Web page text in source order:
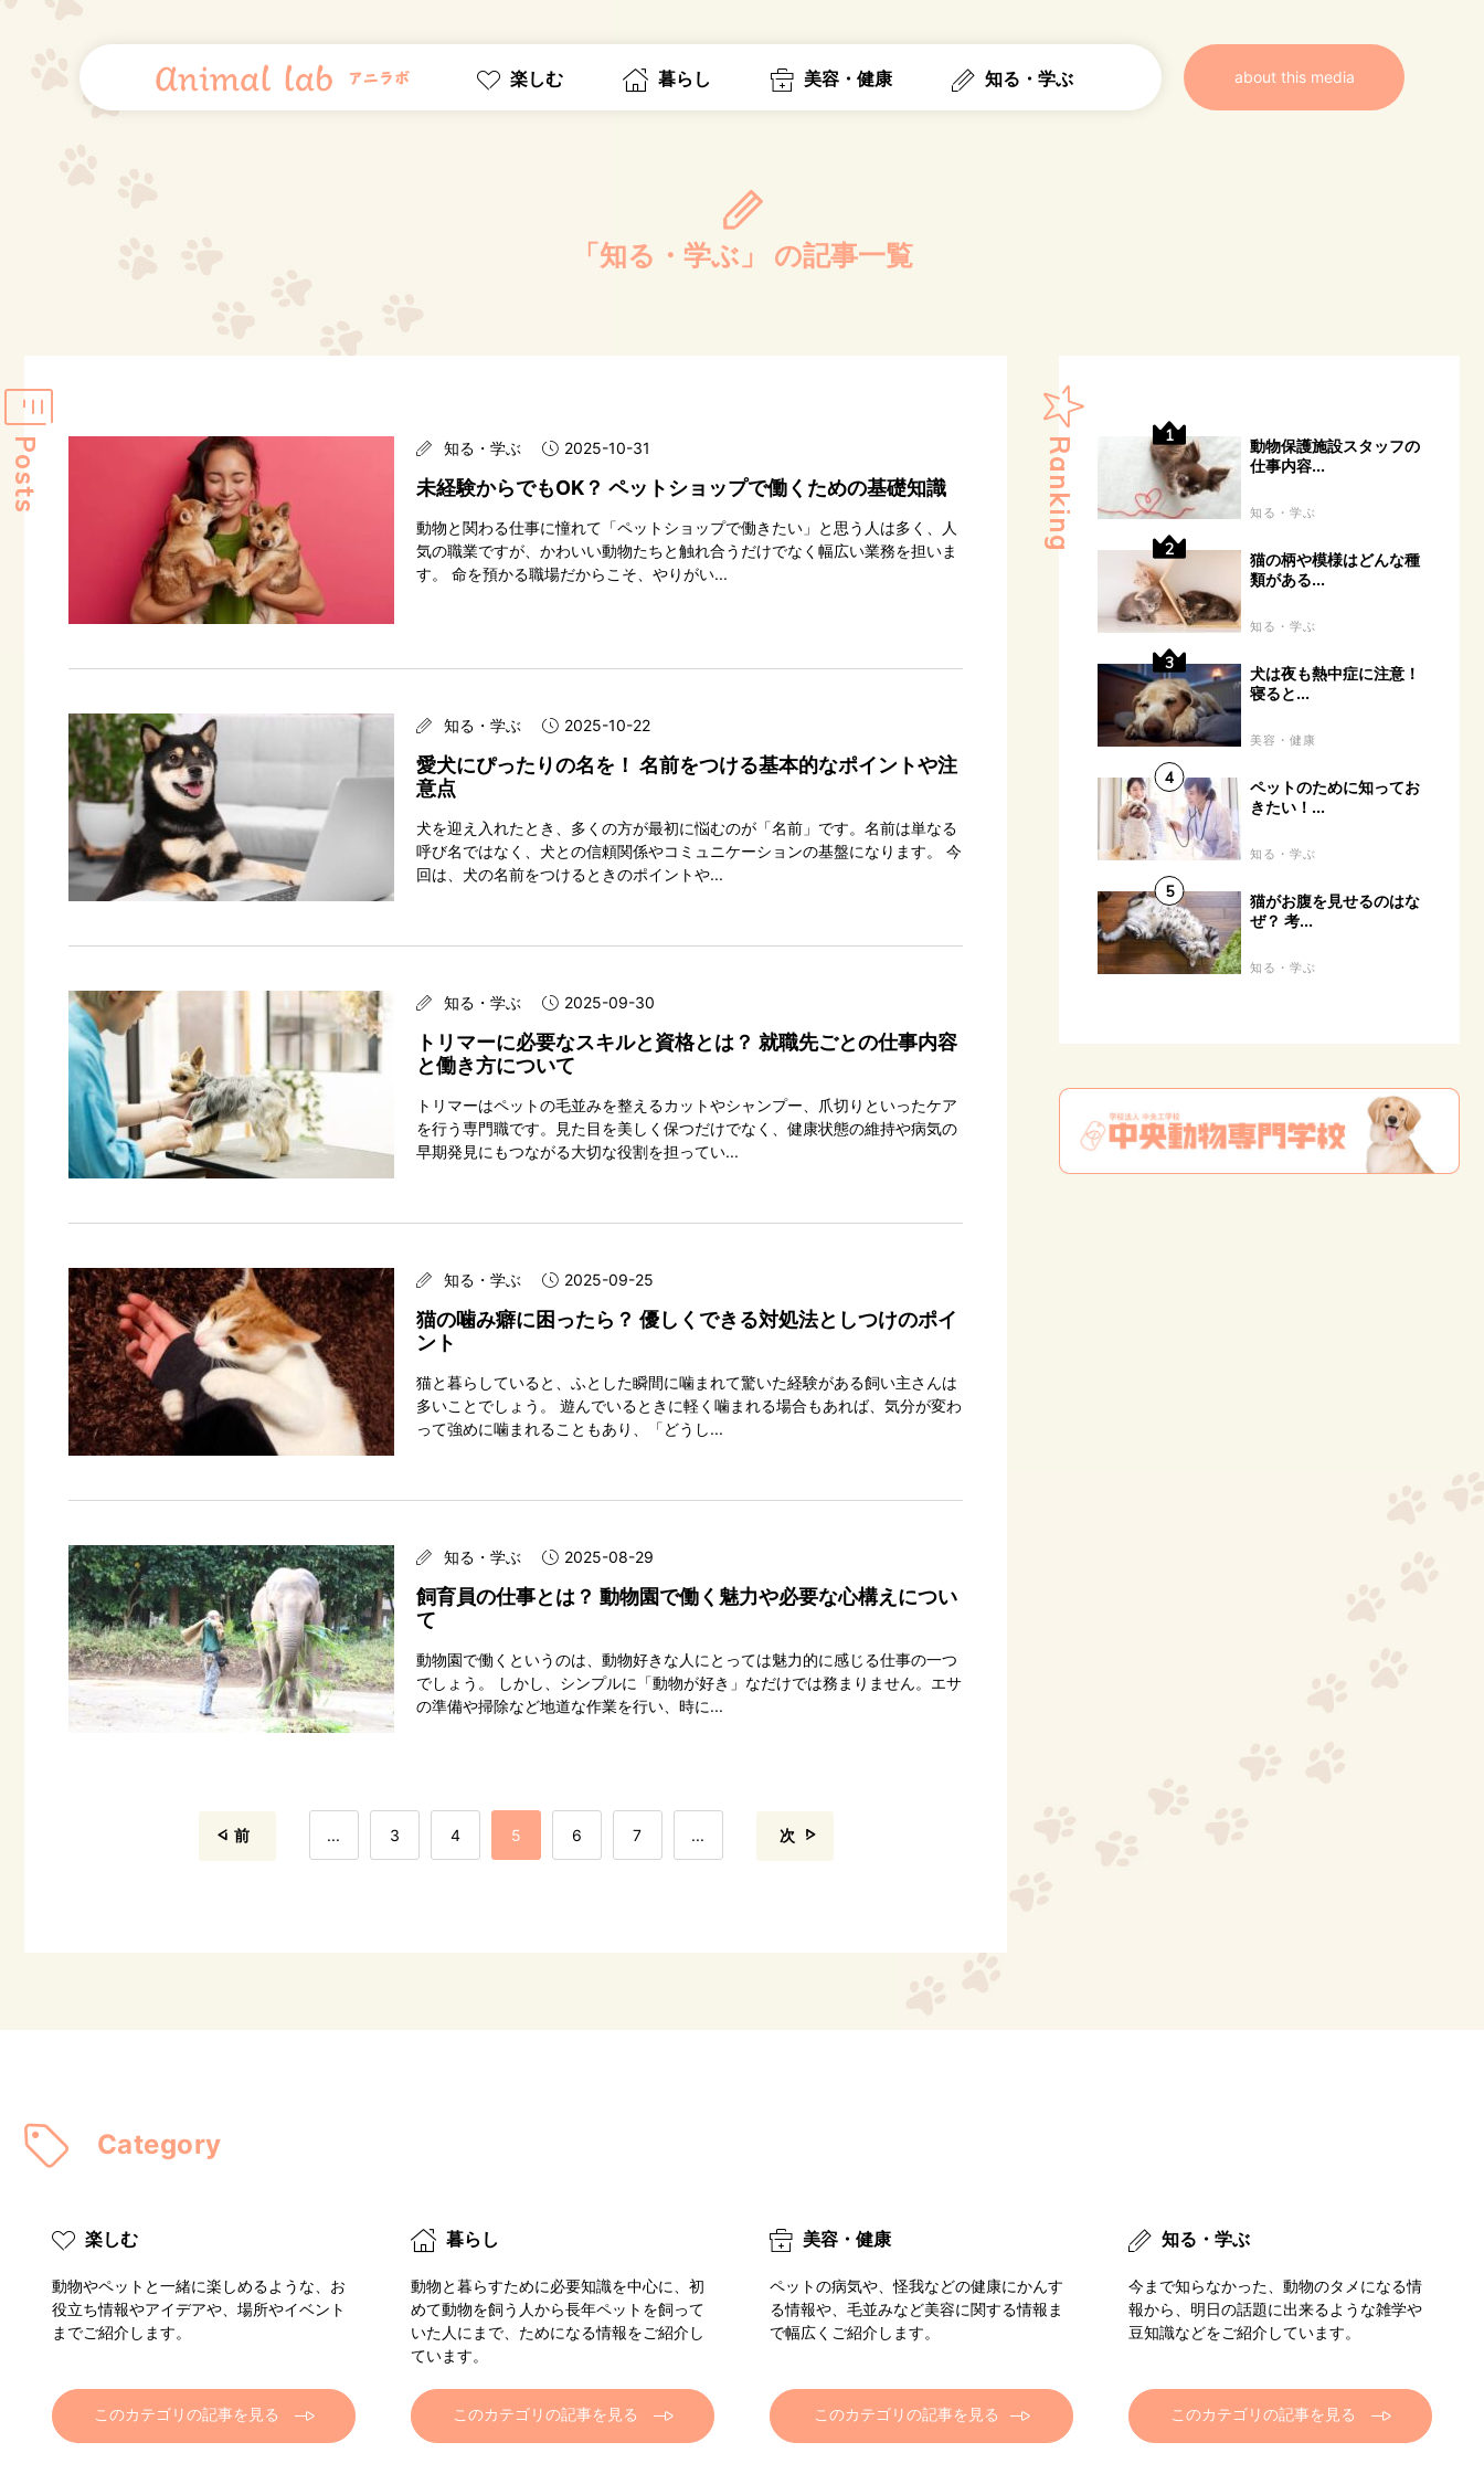
楽しむ 暮らし 美容・健康 知る・学ぶ about this media
「知る・学ぶ」 の記事一覧
知る・学ぶ 2025-10-31
未経験からでもOK？ ペットショップで働くための基礎知識
動物と関わる仕事に憧れて「ペットショップで働きたい」と思う人は多く、人
気の職業ですが、かわいい動物たちと触れ合うだけでなく幅広い業務を担いま
す。 命を預かる職場だからこそ、やりがい...
知る・学ぶ 2025-10-22
愛犬にぴったりの名を！ 名前をつける基本的なポイントや注
意点
犬を迎え入れたとき、多くの方が最初に悩むのが「名前」です。名前は単なる
呼び名ではなく、犬との信頼関係やコミュニケーションの基盤になります。 今
回は、犬の名前をつけるときのポイントや...
知る・学ぶ 2025-09-30
トリマーに必要なスキルと資格とは？ 就職先ごとの仕事内容
と働き方について
トリマーはペットの毛並みを整えるカットやシャンプー、爪切りといったケア
を行う専門職です。見た目を美しく保つだけでなく、健康状態の維持や病気の
早期発見にもつながる大切な役割を担ってい...
知る・学ぶ 2025-09-25
猫の噛み癖に困ったら？ 優しくできる対処法としつけのポイ
ント
猫と暮らしていると、ふとした瞬間に噛まれて驚いた経験がある飼い主さんは
多いことでしょう。 遊んでいるときに軽く噛まれる場合もあれば、気分が変わ
って強めに噛まれることもあり、「どうし...
知る・学ぶ 2025-08-29
飼育員の仕事とは？ 動物園で働く魅力や必要な心構えについ
て
動物園で働くというのは、動物好きな人にとっては魅力的に感じる仕事の一つ
でしょう。 しかし、シンプルに「動物が好き」なだけでは務まりません。エサ
の準備や掃除など地道な作業を行い、時に...
前 ... 3 4 5 6 7 ... 次
Posts Ranking
動物保護施設スタッフの
仕事内容...
知る・学ぶ
猫の柄や模様はどんな種
類がある...
知る・学ぶ
犬は夜も熱中症に注意！
寝ると...
美容・健康
ペットのために知ってお
きたい！...
知る・学ぶ
猫がお腹を見せるのはな
ぜ？ 考...
知る・学ぶ
Category
楽しむ
動物やペットと一緒に楽しめるような、お
役立ち情報やアイデアや、場所やイベント
までご紹介します。
このカテゴリの記事を見る
暮らし
動物と暮らすために必要知識を中心に、初
めて動物を飼う人から長年ペットを飼って
いた人にまで、ためになる情報をご紹介し
ています。
このカテゴリの記事を見る
美容・健康
ペットの病気や、怪我などの健康にかんす
る情報や、毛並みなど美容に関する情報ま
で幅広くご紹介します。
このカテゴリの記事を見る
知る・学ぶ
今まで知らなかった、動物のタメになる情
報から、明日の話題に出来るような雑学や
豆知識などをご紹介しています。
このカテゴリの記事を見る